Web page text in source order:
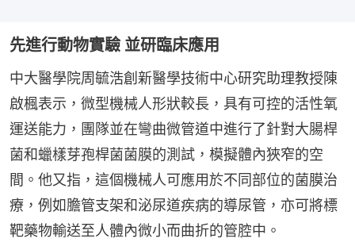
先進行動物實驗 並研臨床應用
中大醫學院周毓浩創新醫學技術中心研究助理教授陳
啟楓表示，微型機械人形狀較長，具有可控的活性氧
運送能力，團隊並在彎曲微管道中進行了針對大腸桿
菌和蠟樣芽孢桿菌菌膜的測試，模擬體內狹窄的空
間。他又指，這個機械人可應用於不同部位的菌膜治
療，例如膽管支架和泌尿道疾病的導尿管，亦可將標
靶藥物輸送至人體內微小而曲折的管腔中。